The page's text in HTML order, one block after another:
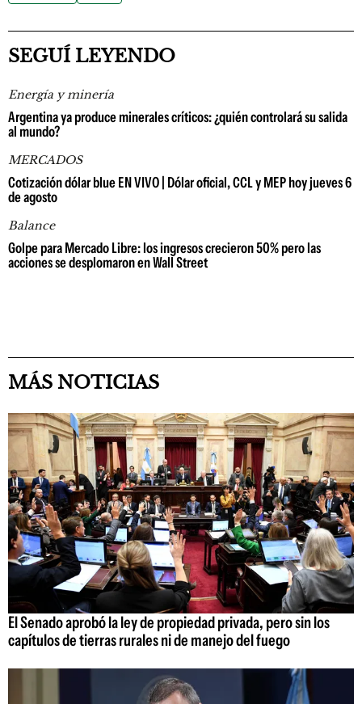
SEGUÍ LEYENDO
Energía y minería
Argentina ya produce minerales críticos: ¿quién controlará su salida
al mundo?
MERCADOS
Cotización dólar blue EN VIVO | Dólar oficial, CCL y MEP hoy jueves 6
de agosto
Balance
Golpe para Mercado Libre: los ingresos crecieron 50% pero las
acciones se desplomaron en Wall Street
MÁS NOTICIAS
El Senado aprobó la ley de propiedad privada, pero sin los
capítulos de tierras rurales ni de manejo del fuego